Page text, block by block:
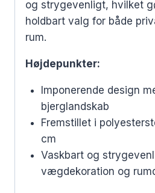
og strygevenligt, hvilket
holdbart valg for både
rum.
Højdepunkter:
Imponerende design
bjerglandskab
Fremstillet i
cm
Vaskbart og
vægdekoration og